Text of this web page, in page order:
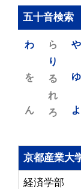
五十音検索
や
ゆ
よ
ら
り
る
れ
ろ
わ
を
ん
京都産業大
経済学部